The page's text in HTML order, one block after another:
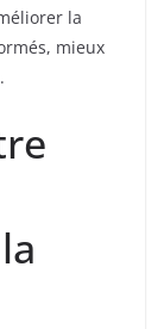
la
mieux